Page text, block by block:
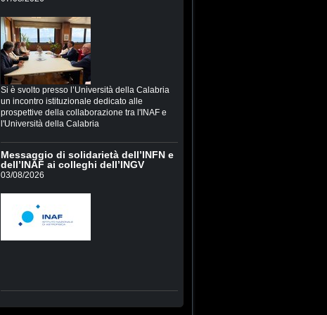
Si è svolto presso l’Università della Calabria
un incontro istituzionale dedicato alle
prospettive della collaborazione tra l'INAF e
l'Università della Calabria
Messaggio di solidarietà dell’INFN e
dell’INAF ai colleghi dell’INGV
03/08/2026